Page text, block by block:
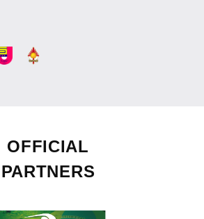
OFFICIAL
PARTNERS